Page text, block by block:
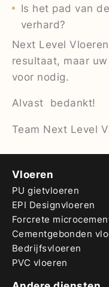
Is het pad van
verhard?
Next Level
resultaat, maar
voor nodig.
Alvast bedankt!
Team Next Level
Vloeren
PU gietvloeren
EPI Designvloeren
Forcrete
Cementgebonden
Bedrijfsvloeren
PVC vloeren